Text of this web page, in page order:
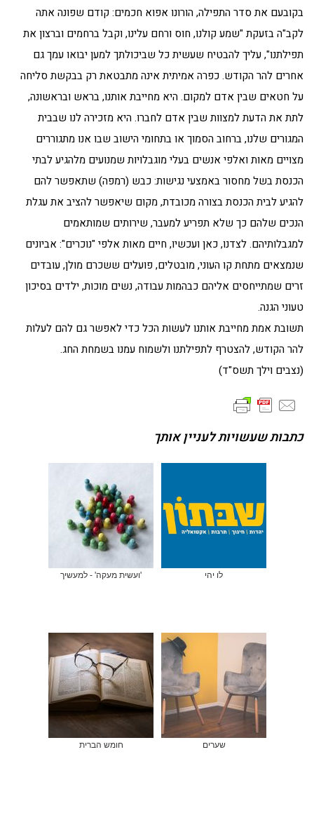
בקובעם את סדר התפילה, הורונו אפוא חכמים: קודם שפונה אתה
לקב"ה בזעקת "שמע קולנו, חוס ורחם עלינו, וקבל ברחמים וברצון את
תפילתנו", עליך להבטיח שעשית כל שביכולתך למען יבואו עמך גם
אחרים להר הקודש. כפרה אמיתית אינה מתבטאת רק בבקשת סליחה
על חטאים שבין אדם למקום. היא מחייבת אותנו, בראש ובראשונה,
לתת את הדעת למצוות שבין אדם לחברו. היא מזכירה לנו שבבית
המגורים שלנו, ברחוב הסמוך או בתחומי הישוב שבו אנו מתגוררים
מצויים מאות ואלפי אנשים בעלי מוגבלויות שמנועים מלהגיע לבתי
הכנסת בשל מחסור באמצעי נגישות: כבש (רמפה) שתאפשר להם
להגיע לבית הכנסת בצורה מכובדת, מקום שיאפשר להציב את עגלת
הנכים שלהם כך שלא תפריע למעבר, שירותים שמותאמים
למגבלותיהם. לצדנו, כאן ועכשיו, חיים מאות אלפי "נוכרים": אביונים
שנמצאים מתחת קו העוני, מובטלים, פועלים ששכרם מולן, עובדים
זרים שמתייחסים אליהם כבהמות עבודה, נשים מוכות, ילדים בסיכון
טעוני הגנה.
תשובת אמת מחייבת אותנו לעשות הכל כדי לאפשר גם להם לעלות
להר הקודש, להצטרף לתפילתנו ולשמוח עמנו בשמחת החג.
(נצבים וילך תשס"ד)
כתבות שעשויות לעניין אותך
לו יהי 'ועשית מעקה' - למעשיך
שערים חומש הברית